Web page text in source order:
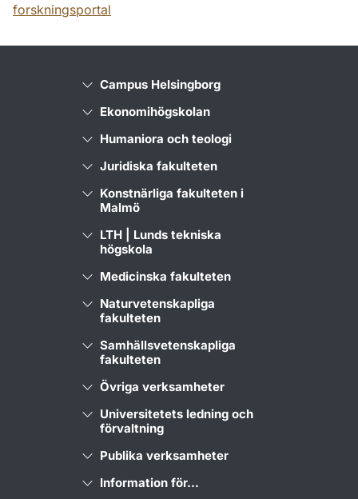
forskningsportal
Campus Helsingborg
Ekonomihögskolan
Humaniora och teologi
Juridiska fakulteten
Konstnärliga fakulteten i
Malmö
LTH | Lunds tekniska
högskola
Medicinska fakulteten
Naturvetenskapliga
fakulteten
Samhällsvetenskapliga
fakulteten
Övriga verksamheter
Universitetets ledning och
förvaltning
Publika verksamheter
Information för...